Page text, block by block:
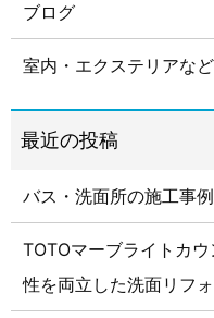
ブログ
室内・エクステリアなど
バス・洗面所の施工事
TOTOマーブライトカ
性を両立した洗面リフ